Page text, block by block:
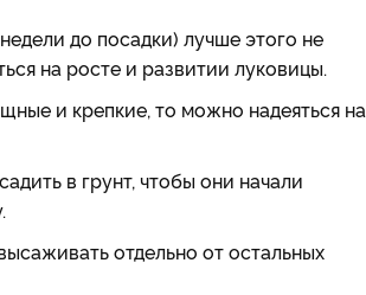
до посадки) лучше этого не
на росте и развитии луковицы.
и крепкие, то можно надеяться на
в грунт, чтобы они начали
отдельно от остальных